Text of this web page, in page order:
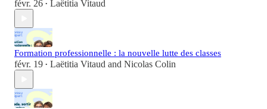
févr. 26 • Laëtitia Vitaud
Formation professionnelle : la nouvelle lutte des classes
févr. 19 • Laëtitia Vitaud and Nicolas Colin